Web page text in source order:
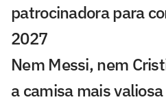
patrocinadora para
2027
Nem Messi, nem
a camisa mais